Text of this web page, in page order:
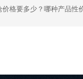
价格要多少？哪种产品性